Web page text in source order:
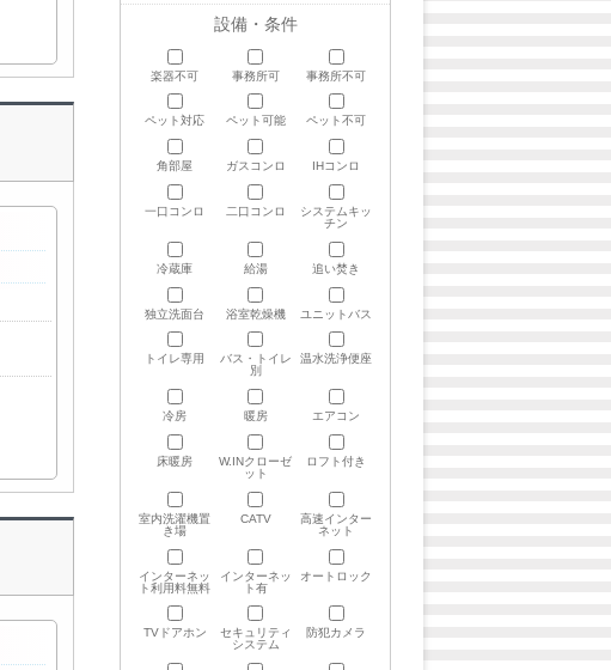
設備・条件
楽器不可 事務所可 事務所不可
ペット対応 ペット可能 ペット不可
角部屋 ガスコンロ IHコンロ
一口コンロ 二口コンロ
システムキッ
チン
冷蔵庫 給湯 追い焚き
独立洗面台 浴室乾燥機 ユニットバス
トイレ専用
バス・トイレ
別
温水洗浄便座
冷房 暖房 エアコン
床暖房
W.INクローゼ
ット
ロフト付き
室内洗濯機置
き場
CATV
高速インター
ネット
インターネッ
ト利用料無料
インターネッ
ト有
オートロック
TVドアホン
セキュリティ
システム
防犯カメラ